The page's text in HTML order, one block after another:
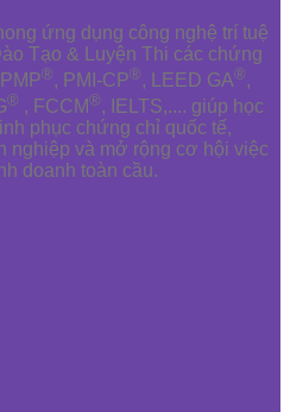
ứng dụng công nghệ trí tuệ
Tạo & Luyện Thi các chứng
®, PMI-CP®, LEED GA®,
® , FCCM®, IELTS,.... giúp học
phục chứng chỉ quốc tế,
nghiệp và mở rộng cơ hội việc
doanh toàn cầu.